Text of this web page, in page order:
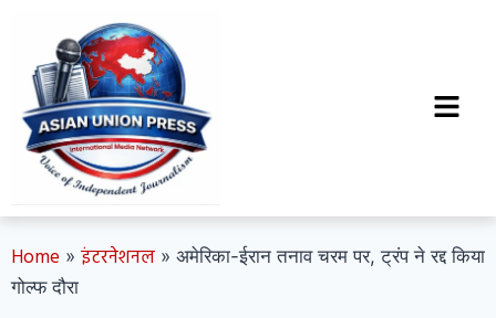
Home » इंटरनेशनल » अमेरिका-ईरान तनाव चरम पर, ट्रंप ने रद्द किया
गोल्फ दौरा